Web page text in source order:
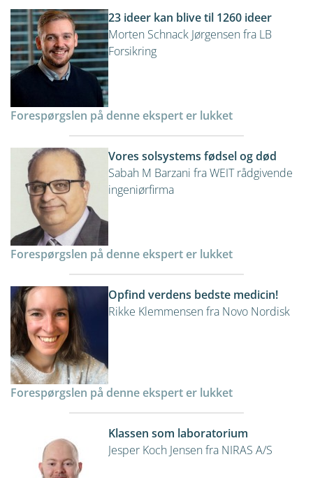
23 ideer kan blive til 1260 ideer
Morten Schnack Jørgensen fra LB
Forsikring
Forespørgslen på denne ekspert er lukket
Vores solsystems fødsel og død
Sabah M Barzani fra WEIT rådgivende
ingeniørfirma
Forespørgslen på denne ekspert er lukket
Opfind verdens bedste medicin!
Rikke Klemmensen fra Novo Nordisk
Forespørgslen på denne ekspert er lukket
Klassen som laboratorium
Jesper Koch Jensen fra NIRAS A/S